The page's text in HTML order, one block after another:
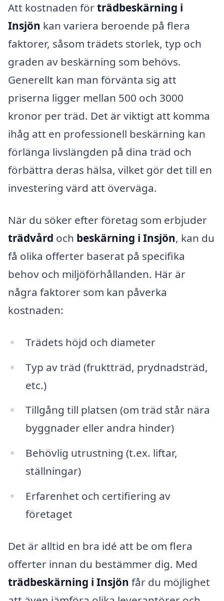
Att kostnaden förträdbeskärning i
Insjön kan variera beroende på flera
faktorer, såsom trädets storlek, typ och
graden av beskärning som behövs.
Generellt kan man förvänta sig att
priserna ligger mellan 500 och 3000
kronor per träd. Det är viktigt att komma
ihåg att en professionell beskärning kan
förlänga livslängden på dina träd och
förbättra deras hälsa, vilket gör det till en
investering värd att överväga.
När du söker efter företag som erbjuder
trädvård och beskärning i Insjön, kan du
få olika offerter baserat på specifika
behov och miljöförhållanden. Här är
några faktorer som kan påverka
kostnaden:
Trädets höjd och diameter
Typ av träd (fruktträd, prydnadsträd,
etc.)
Tillgång till platsen (om träd står nära
byggnader eller andra hinder)
Behövlig utrustning (t.ex. liftar,
ställningar)
Erfarenhet och certifiering av
företaget
Det är alltid en bra idé att be om flera
offerter innan du bestämmer dig. Med
trädbeskärning i Insjön får du möjlighet